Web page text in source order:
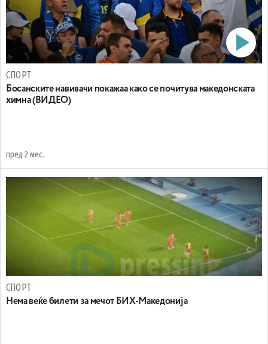
СПОРТ
Босанските навивачи покажаа како се почитува македонската
химна (ВИДЕО)
пред 2 мес.
СПОРТ
Нема веќе билети за мечот БИХ-Македонија